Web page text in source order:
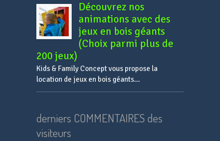
Découvrez nos
animations avec des
jeux en bois géants
(Choix parmi plus de
200 jeux)
Kids & Family Concept vous propose la
location de jeux en bois géants...
derniers COMMENTAIRES des
visiteurs